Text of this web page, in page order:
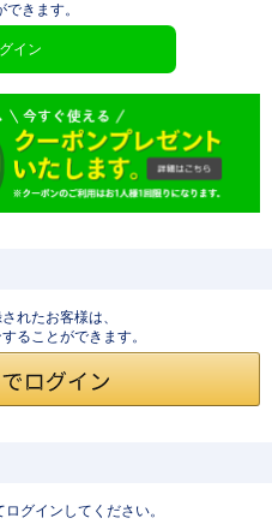
きます。
イン
れたお客様は、
ることができます。
グインしてください。